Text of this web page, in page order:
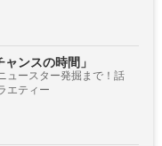
ンスの時間」
ュースター発掘まで！話
エティー